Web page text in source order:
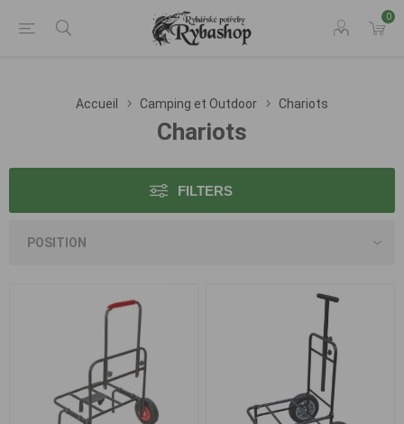
0
Accueil Camping et Outdoor Chariots
Chariots
FILTERS